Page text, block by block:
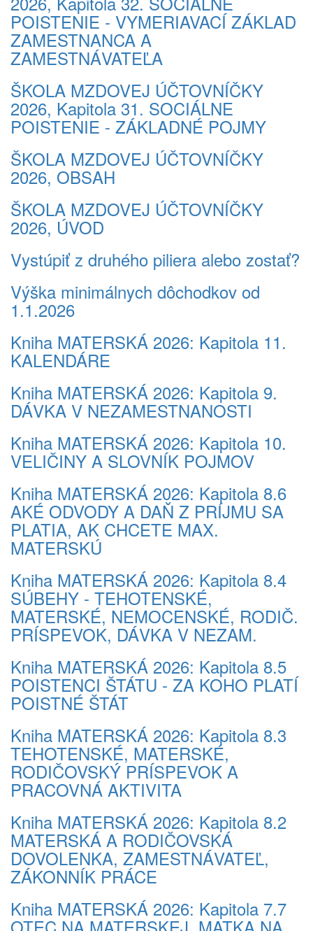
POISTENIE - VYMERIAVACÍ ZÁKLAD
ZAMESTNANCA A
ZAMESTNÁVATEĽA
ŠKOLA MZDOVEJ ÚČTOVNÍČKY
2026, Kapitola 31. SOCIÁLNE
POISTENIE - ZÁKLADNÉ POJMY
ŠKOLA MZDOVEJ ÚČTOVNÍČKY
2026, OBSAH
ŠKOLA MZDOVEJ ÚČTOVNÍČKY
2026, ÚVOD
Vystúpiť z druhého piliera alebo zostať?
Výška minimálnych dôchodkov od
1.1.2026
Kniha MATERSKÁ 2026: Kapitola 11.
KALENDÁRE
Kniha MATERSKÁ 2026: Kapitola 9.
DÁVKA V NEZAMESTNANOSTI
Kniha MATERSKÁ 2026: Kapitola 10.
VELIČINY A SLOVNÍK POJMOV
Kniha MATERSKÁ 2026: Kapitola 8.6
AKÉ ODVODY A DAŇ Z PRÍJMU SA
PLATIA, AK CHCETE MAX.
MATERSKÚ
Kniha MATERSKÁ 2026: Kapitola 8.4
SÚBEHY - TEHOTENSKÉ,
MATERSKÉ, NEMOCENSKÉ, RODIČ.
PRÍSPEVOK, DÁVKA V NEZAM.
Kniha MATERSKÁ 2026: Kapitola 8.5
POISTENCI ŠTÁTU - ZA KOHO PLATÍ
POISTNÉ ŠTÁT
Kniha MATERSKÁ 2026: Kapitola 8.3
TEHOTENSKÉ, MATERSKÉ,
RODIČOVSKÝ PRÍSPEVOK A
PRACOVNÁ AKTIVITA
Kniha MATERSKÁ 2026: Kapitola 8.2
MATERSKÁ A RODIČOVSKÁ
DOVOLENKA, ZAMESTNÁVATEĽ,
ZÁKONNÍK PRÁCE
Kniha MATERSKÁ 2026: Kapitola 7.7